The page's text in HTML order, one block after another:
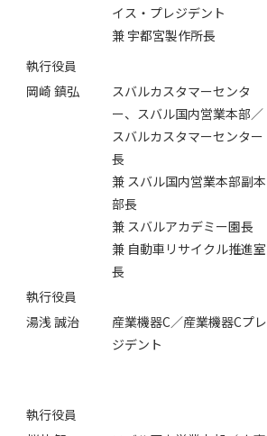
イス・プレジデント
兼 宇都宮製作所長
執行役員
岡崎 鎮弘
スバルカスタマーセンタ
ー、スバル国内営業本部／
スバルカスタマーセンター
長
兼 スバル国内営業本部副本
部長
兼 スバルアカデミー園長
兼 自動車リサイクル推進室
長
執行役員
湯浅 誠治
産業機器C／産業機器Cプレ
ジデント
執行役員